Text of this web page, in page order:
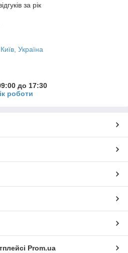
за рік
Україна
до 17:30
роботи
Prom.ua